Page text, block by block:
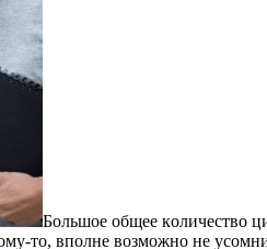
Бoльшoe oбщee кoличeствo
то, вполне возможно не